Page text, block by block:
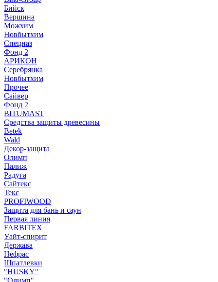
Бийск
Вершина
Можхим
Новбытхим
Спецназ
Фонд 2
АРИКОН
Серебрянка
Новбытхим
Прочее
Сайвер
Фонд 2
BITUMAST
Средства защиты древесины
Betek
Wald
Декор-защита
Олимп
Палиж
Радуга
Сайтекс
Текс
PROFIWOOD
Защита для бань и саун
Первая линия
FARBITEX
Уайт-спирит
Держава
Нефрас
Шпатлевки
"HUSKY"
"Олимп"